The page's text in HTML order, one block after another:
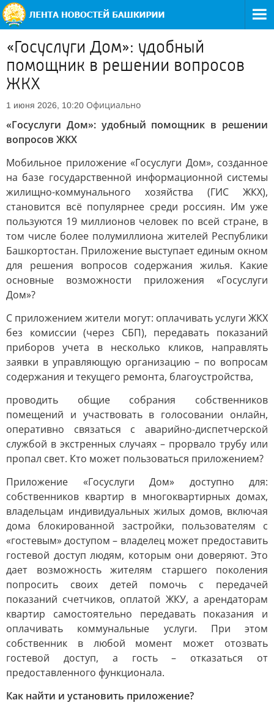
«Госуслуги Дом»: удобный
помощник в решении вопросов
ЖКХ
1 июня 2026, 10:20 Официально
«Госуслуги Дом»: удобный помощник в решении
вопросов ЖКХ
Мобильное приложение «Госуслуги Дом», созданное
на базе государственной информационной системы
жилищно-коммунального хозяйства (ГИС ЖКХ),
становится всё популярнее среди россиян. Им уже
пользуются 19 миллионов человек по всей стране, в
том числе более полумиллиона жителей Республики
Башкортостан. Приложение выступает единым окном
для решения вопросов содержания жилья. Какие
основные возможности приложения «Госуслуги
Дом»?
С приложением жители могут: оплачивать услуги ЖКХ
без комиссии (через СБП), передавать показаний
приборов учета в несколько кликов, направлять
заявки в управляющую организацию – по вопросам
содержания и текущего ремонта, благоустройства,
проводить общие собрания собственников
помещений и участвовать в голосовании онлайн,
оперативно связаться с аварийно-диспетчерской
службой в экстренных случаях – прорвало трубу или
пропал свет. Кто может пользоваться приложением?
Приложение «Госуслуги Дом» доступно для:
собственников квартир в многоквартирных домах,
владельцам индивидуальных жилых домов, включая
дома блокированной застройки, пользователям с
«гостевым» доступом – владелец может предоставить
гостевой доступ людям, которым они доверяют. Это
дает возможность жителям старшего поколения
попросить своих детей помочь с передачей
показаний счетчиков, оплатой ЖКУ, а арендаторам
квартир самостоятельно передавать показания и
оплачивать коммунальные услуги. При этом
собственник в любой момент может отозвать
гостевой доступ, а гость – отказаться от
предоставленного функционала.
Как найти и установить приложение?